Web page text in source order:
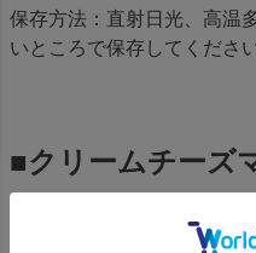
保存方法：直射日光、高温
いところで保存してください
■クリームチーズ